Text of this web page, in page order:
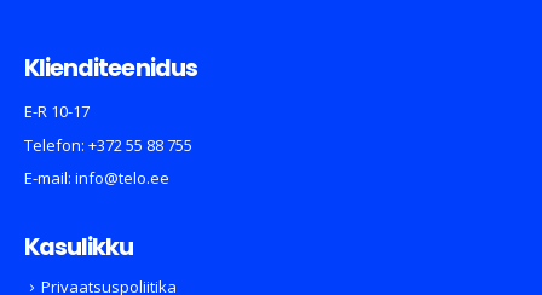
Klienditeenidus
E-R 10-17
Telefon: +372 55 88 755
E-mail: info@telo.ee
Kasulikku
Privaatsuspoliitika